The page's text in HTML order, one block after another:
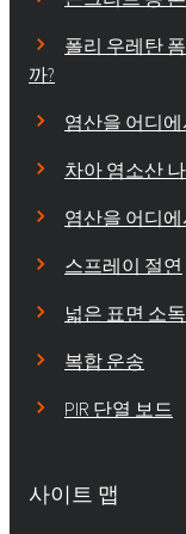
폴리 우레탄
까?
염산을 어디에
차아 염소산
염산을 어디에
스프레이 절연
넓은 표면 소독
복합 운송
PIR 단열 보드
사이트 맵